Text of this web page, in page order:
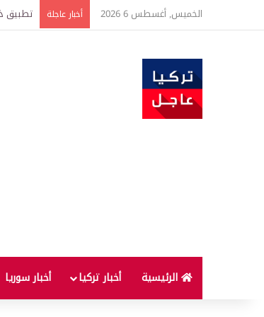
الخميس, أغسطس 6 2026 أخبار عاجلة تركيا
الرئيسية أخبار تركيا أخبار سوريا